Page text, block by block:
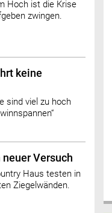
Hoch ist die Krise
zwingen.
keine
sind viel zu hoch
Versuch
Haus testen in
Ziegelwänden.